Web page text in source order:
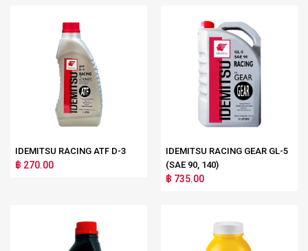
IDEMITSU RACING ATF D-3
฿ 270.00
IDEMITSU RACING GEAR GL-5
(SAE 90, 140)
฿ 735.00